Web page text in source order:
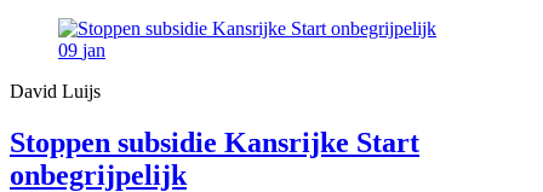
09 jan
David Luijs
Stoppen subsidie Kansrijke Start
onbegrijpelijk